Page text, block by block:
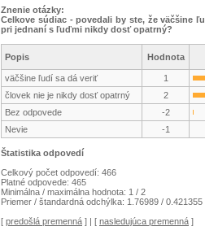
Znenie otázky:
Celkove súdiac - povedali by ste, že väčšine
pri jednaní s ľuďmi nikdy dosť opatrný?
Popis Hodnota
väčšine ľudí sa dá veriť 1
človek nie je nikdy dosť opatrný
2
Bez odpovede
-2
Nevie
-1
Štatistika odpovedí
Celkový počet odpovedí: 466
Platné odpovede: 465
Minimálna / maximálna hodnota: 1 / 2
Priemer / štandardná odchýlka: 1.76989 / 0.421355
[ predošlá premenná ] | [ nasledujúca premenná ]